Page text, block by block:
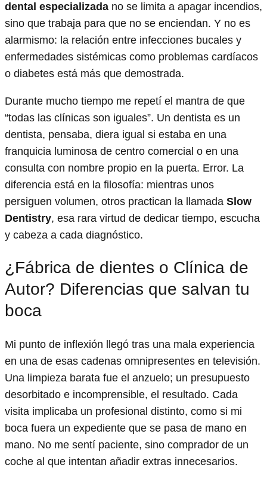
dental especializada no se limita a apagar incendios,
sino que trabaja para que no se enciendan. Y no es
alarmismo: la relación entre infecciones bucales y
enfermedades sistémicas como problemas cardíacos
o diabetes está más que demostrada.
Durante mucho tiempo me repetí el mantra de que
“todas las clínicas son iguales”. Un dentista es un
dentista, pensaba, diera igual si estaba en una
franquicia luminosa de centro comercial o en una
consulta con nombre propio en la puerta. Error. La
diferencia está en la filosofía: mientras unos
persiguen volumen, otros practican la llamada Slow
Dentistry, esa rara virtud de dedicar tiempo, escucha
y cabeza a cada diagnóstico.
¿Fábrica de dientes o Clínica de
Autor? Diferencias que salvan tu
boca
Mi punto de inflexión llegó tras una mala experiencia
en una de esas cadenas omnipresentes en televisión.
Una limpieza barata fue el anzuelo; un presupuesto
desorbitado e incomprensible, el resultado. Cada
visita implicaba un profesional distinto, como si mi
boca fuera un expediente que se pasa de mano en
mano. No me sentí paciente, sino comprador de un
coche al que intentan añadir extras innecesarios.